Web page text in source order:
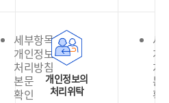
세부항목은
개인정보
처리방침
본문
확인
개인정보의
처리위탁
세
개
처
본
확